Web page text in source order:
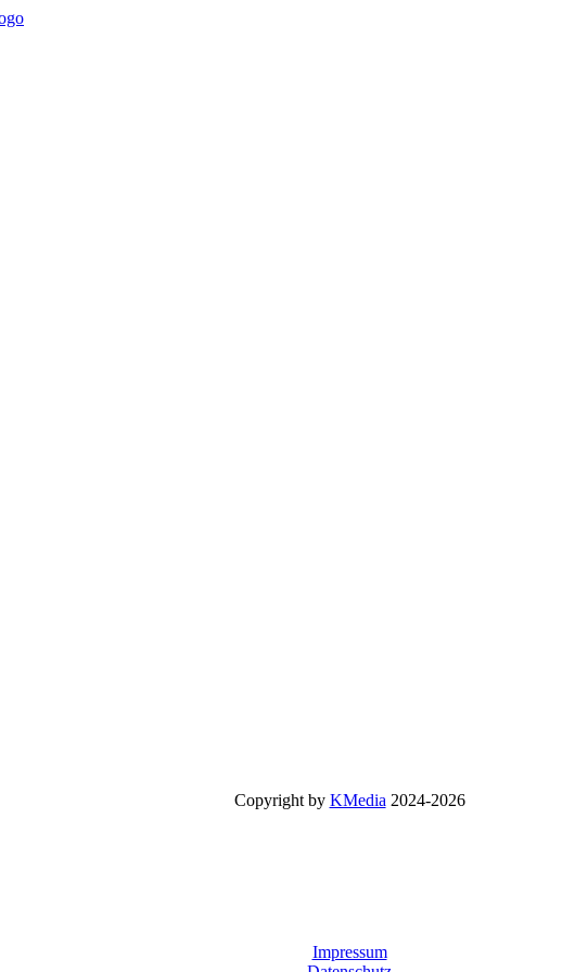
Copyright by KMedia 2024-2026
Impressum